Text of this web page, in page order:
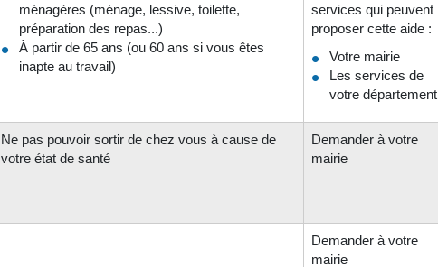
ménagères (ménage, lessive, toilette,
préparation des repas...)
À partir de 65 ans (ou 60 ans si vous êtes
inapte au travail)
services qui peuvent
proposer cette aide :
Votre mairie
Les services de
votre département
Ne pas pouvoir sortir de chez vous à cause de
votre état de santé
Demander à votre
mairie
Demander à votre
mairie